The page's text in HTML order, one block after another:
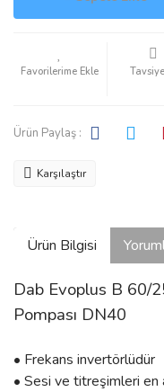
Ürün Paylaş :
Karşılaştır
Ürün Bilgisi
Dab Evoplus B 60/
Pompası DN40
• Frekans invertörlüdür
• Sesi ve titreşimleri en